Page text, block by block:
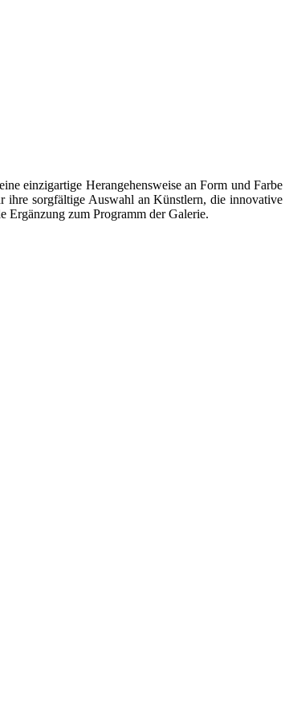
einzigartige Herangehensweise an Form und Farbe
ihre sorgfältige Auswahl an Künstlern, die innovative
Ergänzung zum Programm der Galerie.